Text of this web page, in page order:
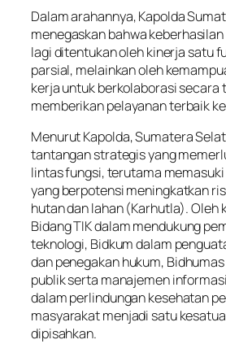
Dalam arahannya, Kapolda
menegaskan bahwa
lagi ditentukan oleh kinerja satu
parsial, melainkan oleh
kerja untuk berkolaborasi secara
memberikan pelayanan terbaik
Menurut Kapolda, Sumatera
tantangan strategis yang
lintas fungsi, terutama
yang berpotensi meningkatkan
hutan dan lahan (Karhutla). Oleh
Bidang TIK dalam mendukung
teknologi, Bidkum dalam
dan penegakan hukum,
publik serta manajemen
dalam perlindungan kesehatan
masyarakat menjadi satu
dipisahkan.